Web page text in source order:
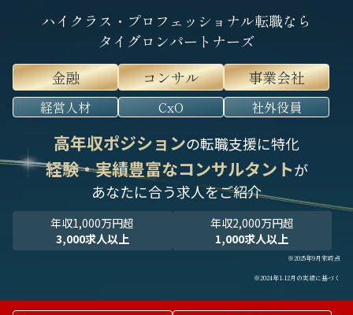
ハイクラス・プロフェッショナル転職なら
タイグロンパートナーズ
金融
コンサル 事業会社
経営人材 CxO 社外役員
高年収ポジションの転職支援に特化
経験・実績豊富なコンサルタントが
あなたに合う求人をご紹介
年収1,000万円超
3,000求人以上
年収2,000万円超
1,000求人以上
※2025年9月末時点
※2024年1-12月の実績に基づく